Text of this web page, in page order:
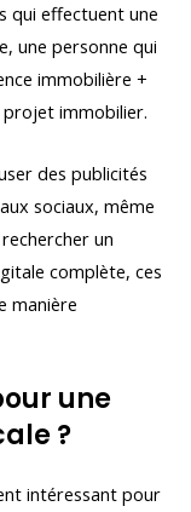
qui effectuent une
une personne qui
immobilière +
projet immobilier.
des publicités
sociaux, même
un
complète, ces
manière
une
?
intéressant pour